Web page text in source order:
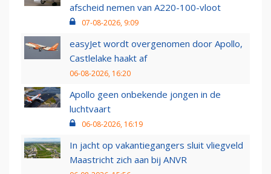
afscheid nemen van A220-100-vloot
07-08-2026, 9:09
easyJet wordt overgenomen door Apollo,
Castlelake haakt af
06-08-2026, 16:20
Apollo geen onbekende jongen in de
luchtvaart
06-08-2026, 16:19
In jacht op vakantiegangers sluit vliegveld
Maastricht zich aan bij ANVR